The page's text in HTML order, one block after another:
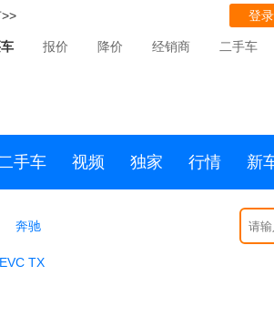
登录
报价 降价 经销商 二手车
手车 视频 独家 行情 新
奔驰
TX